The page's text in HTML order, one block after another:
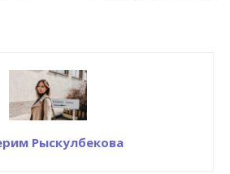
Рыскулбекова